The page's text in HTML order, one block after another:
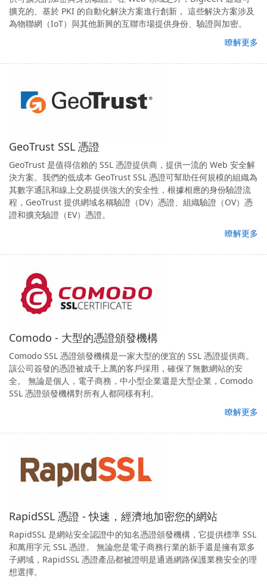
擴充的、基於 PKI 的自動化解決方案進行創新， 這些解決方案涉及
為物聯網（IoT）與其他新興的互聯市場提供身份、驗證與加密。
瞭解更多
GeoTrust SSL 憑證
GeoTrust 是值得信賴的 SSL 憑證提供商，提供一流的 Web 安全解
決方案。我們的低成本 GeoTrust SSL 憑證可幫助任何規模的組織為
其數字通訊和線上交易提供強大的安全性，根據相應的身份驗證流
程，GeoTrust 提供網域名稱驗證（DV）憑證、組織驗證（OV）憑
證和擴充驗證（EV）憑證。
瞭解更多
Comodo - 大型的憑證頒發機構
Comodo SSL 憑證頒發機構是一家大型的便宜的 SSL 憑證提供商。
該公司簽發的憑證被成千上萬的客戶採用，確保了無數網站的安
全。 無論是個人，電子商務，中小型企業還是大型企業，Comodo
SSL 憑證頒發機構對所有人都同樣有利。
瞭解更多
RapidSSL 憑證 - 快速，經濟地加密您的網站
RapidSSL 是網站安全認證中的知名憑證頒發機構，它提供標準 SSL
和萬用字元 SSL 憑證。 無論您是電子商務行業的新手還是擁有眾多
子網域，RapidSSL 憑證產品都被證明是通過網路保護業務安全的理
想選擇。